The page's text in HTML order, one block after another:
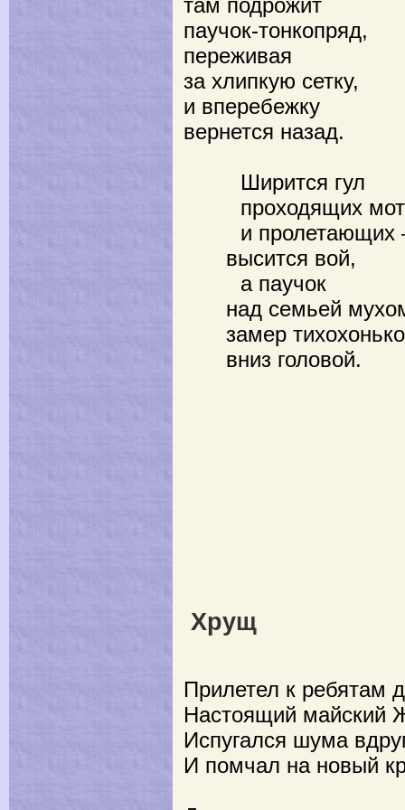
там подрожит
паучок-тонкопряд,
переживая
за хлипкую сетку,
и вперебежку
вернется назад.
Ширится гул
проходящих
и пролетающих
высится вой,
а паучок
над семьей
замер тихохонько
вниз головой.
Хрущ
Прилетел к ребятам
Настоящий майский
Испугался шума
И помчал на новый